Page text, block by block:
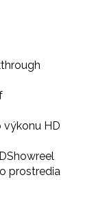
výkonu HD
Showreel
prostredia